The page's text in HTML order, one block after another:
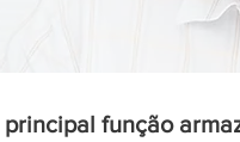
principal função